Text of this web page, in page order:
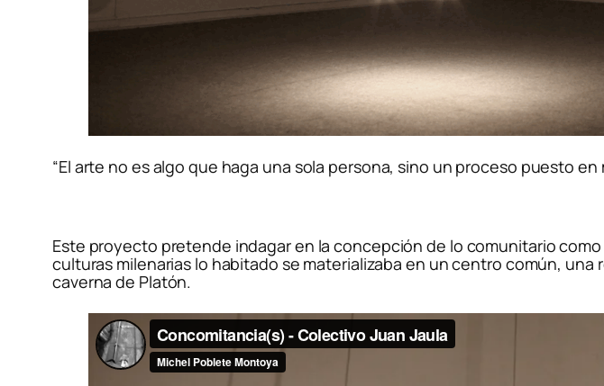
“El arte no es algo que haga una sola persona, sino un proceso puesto
Este proyecto pretende indagar en la concepción de lo comunitario
culturas milenarias lo habitado se materializaba en un centro común,
caverna de Platón.